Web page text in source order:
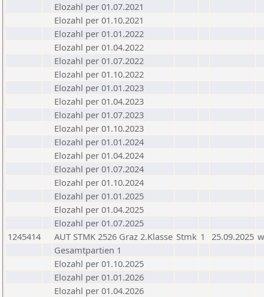
Elozahl per 01.07.2021
Elozahl per 01.10.2021
Elozahl per 01.01.2022
Elozahl per 01.04.2022
Elozahl per 01.07.2022
Elozahl per 01.10.2022
Elozahl per 01.01.2023
Elozahl per 01.04.2023
Elozahl per 01.07.2023
Elozahl per 01.10.2023
Elozahl per 01.01.2024
Elozahl per 01.04.2024
Elozahl per 01.07.2024
Elozahl per 01.10.2024
Elozahl per 01.01.2025
Elozahl per 01.04.2025
Elozahl per 01.07.2025
1245414
AUT STMK 2526 Graz 2.Klasse Stmk 1 25.09.2025 w
Gesamtpartien 1
Elozahl per 01.10.2025
Elozahl per 01.01.2026
Elozahl per 01.04.2026